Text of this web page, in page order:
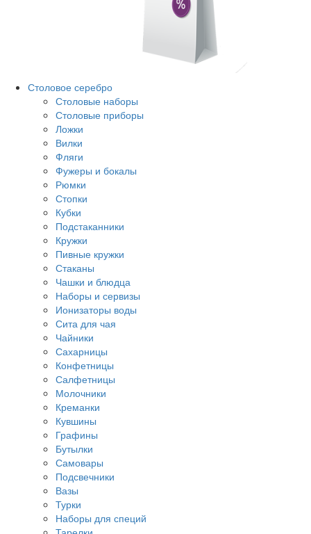
Столовое серебро
Столовые наборы
Столовые приборы
Ложки
Вилки
Фляги
Фужеры и бокалы
Рюмки
Стопки
Кубки
Подстаканники
Кружки
Пивные кружки
Стаканы
Чашки и блюдца
Наборы и сервизы
Ионизаторы воды
Сита для чая
Чайники
Сахарницы
Конфетницы
Салфетницы
Молочники
Креманки
Кувшины
Графины
Бутылки
Самовары
Подсвечники
Вазы
Турки
Наборы для специй